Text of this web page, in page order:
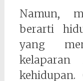
Namun,
berarti
yang
kehidupan.